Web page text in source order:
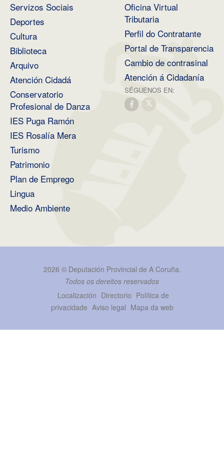
Servizos Sociais
Deportes
Cultura
Biblioteca
Arquivo
Atención Cidadá
Conservatorio
Profesional de Danza
IES Puga Ramón
IES Rosalía Mera
Turismo
Patrimonio
Plan de Emprego
Lingua
Medio Ambiente
Oficina Virtual
Tributaria
Perfil do Contratante
Portal de Transparencia
Cambio de contrasinal
Atención á Cidadanía
SÉGUENOS EN:
2026 © Deputación Provincial de A Coruña.
Todos os dereitos reservados
Localización Directorio Política de
privacidade Aviso legal Mapa da web